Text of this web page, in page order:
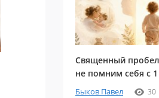
Священный
не помним себя с
Быков Павел 30